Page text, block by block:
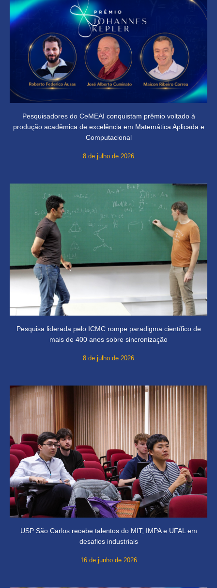
Pesquisadores do CeMEAI conquistam prêmio voltado à
produção acadêmica de excelência em Matemática Aplicada e
Computacional
8 de julho de 2026
Pesquisa liderada pelo ICMC rompe paradigma científico de
mais de 400 anos sobre sincronização
8 de julho de 2026
USP São Carlos recebe talentos do MIT, IMPA e UFAL em
desafios industriais
16 de junho de 2026